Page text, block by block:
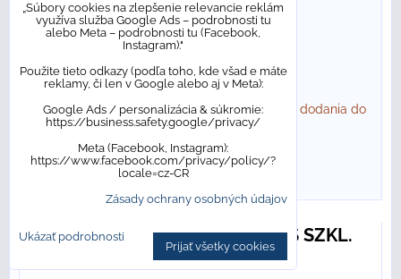
37,25 €s DPH/ m²
/ bal
33,90 €s DPH Zľava 22%
Dostupnosť: NA OBJEDNÁVKU. Bežný termín dodania do
10 pracovných dní
DO KOŠÍKA
Paradyz MINSTER RUSTIC GRES SZKL.
REKT. STRUKTURA 20MM MAT.
„Súbory cookies na zlepšenie relevancie reklám
využíva služba Google Ads – podrobnosti tu
alebo Meta – podrobnosti tu (Facebook,
Instagram)."
Použite tieto odkazy (podľa toho, kde všad e máte
reklamy, či len v Google alebo aj v Meta):
Google Ads / personalizácia & súkromie:
https://business.safety.google/privacy/
Meta (Facebook, Instagram):
https://www.facebook.com/privacy/policy/?
locale=cz-CR
Zásady ochrany osobných údajov
Ukázať podrobnosti
Prijať všetky cookies